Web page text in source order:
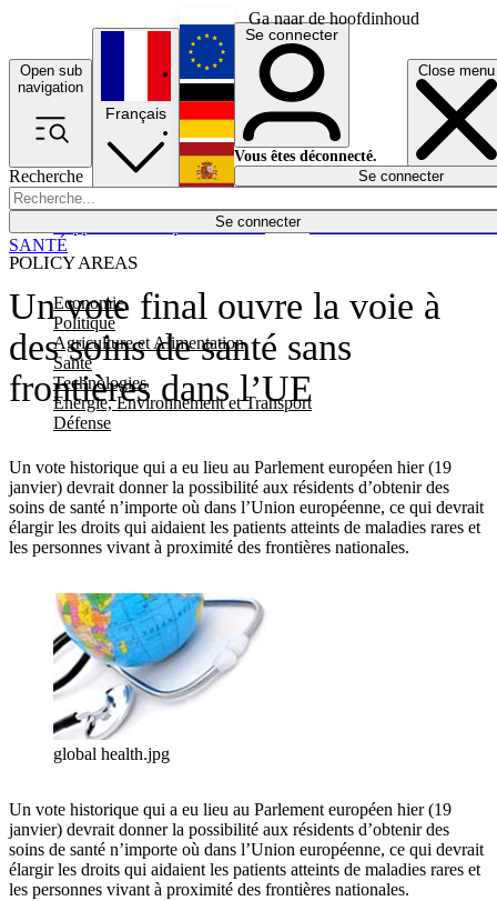
Ga naar de hoofdinhoud
Open sub
navigation
Close menu
Recherche
Se connecter
POLICY AREAS
Economie
Politique
Agriculture et Alimentation
Santé
Technologies
Energie, Environnement et Transport
Défense
Économie
Français
English
Deutsch
Español
Se connecter
Vous êtes déconnecté.
Se connecter
Un vote final ouvre la voie à
des soins de santé sans
frontières dans l’UE
Un vote historique qui a eu lieu au Parlement européen hier (19
janvier) devrait donner la possibilité aux résidents d’obtenir des
soins de santé n’importe où dans l’Union européenne, ce qui devrait
élargir les droits qui aidaient les patients atteints de maladies rares et
les personnes vivant à proximité des frontières nationales.
SANTÉ
global health.jpg
Un vote historique qui a eu lieu au Parlement européen hier (19
janvier) devrait donner la possibilité aux résidents d’obtenir des
soins de santé n’importe où dans l’Union européenne, ce qui devrait
élargir les droits qui aidaient les patients atteints de maladies rares et
les personnes vivant à proximité des frontières nationales.